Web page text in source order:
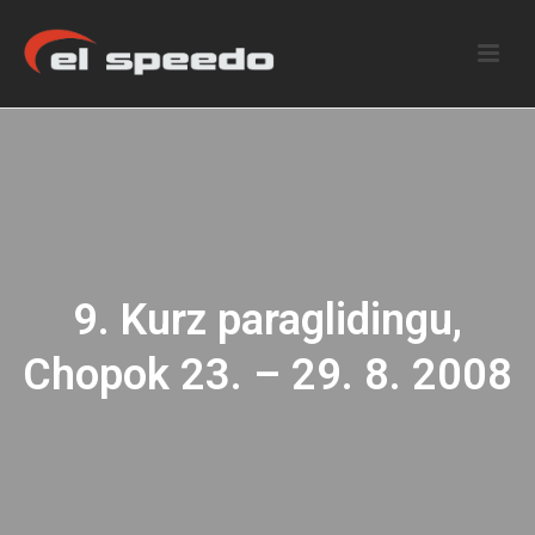
9. Kurz paraglidingu,
Chopok 23. – 29. 8. 2008